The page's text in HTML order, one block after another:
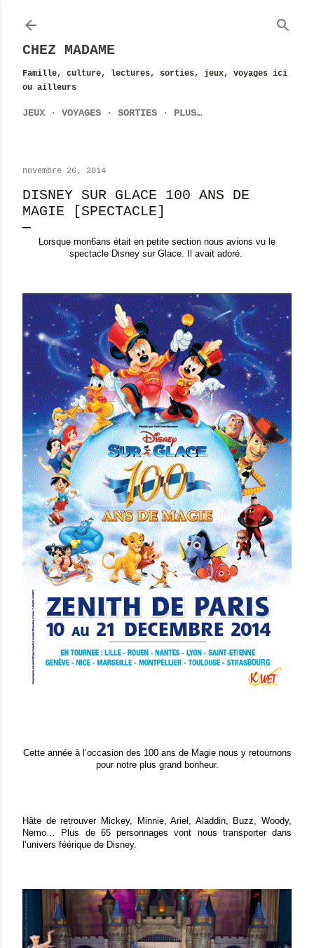
CHEZ MADAME
Famille, culture, lectures, sorties, jeux, voyages ici
ou ailleurs
JEUX VOYAGES SORTIES PLUS…
novembre 26, 2014
DISNEY SUR GLACE 100 ANS DE
MAGIE [SPECTACLE]
Lorsque mon6ans était en petite section nous avions vu le
spectacle Disney sur Glace. Il avait adoré.
Cette année à l’occasion des 100 ans de Magie nous y retournons
pour notre plus grand bonheur.
Hâte de retrouver Mickey, Minnie, Ariel, Aladdin, Buzz, Woody,
Nemo… Plus de 65 personnages vont nous transporter dans
l’univers féérique de Disney.